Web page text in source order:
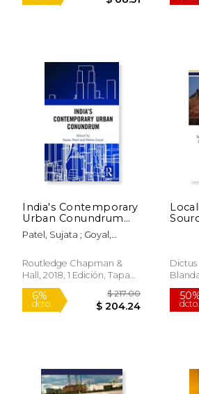
$ 92.60
India's Contemporary
Urban Conundrum
(en Inglés)
Patel, Sujata ; Goyal,
Routledge Chapman &
Hall, 2018, 1 Edición, Tapa
Dura, Nuevo
Dictus